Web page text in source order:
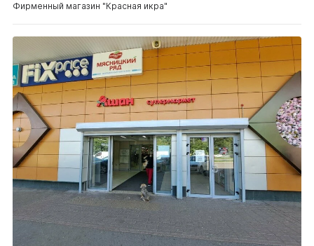
Фирменный магазин "Красная икра"